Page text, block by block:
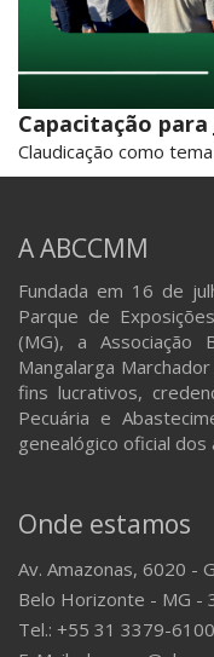
Capacitação para
Claudicação como
A ABCCMM
Fundada em 16 de
Parque de
(MG), a Associação
Mangalarga
fins lucrativos,
Pecuária e
genealógico oficial dos
Onde estamos
Av. Amazonas, 6020 -
Belo Horizonte - MG -
Tel.: +55 31 3379-6100